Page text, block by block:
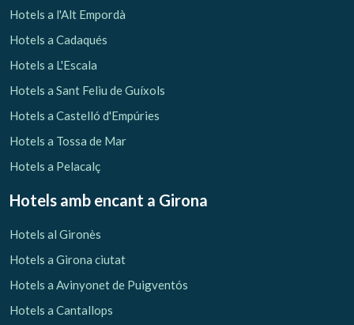
Hotels a l'Alt Empordà
Hotels a Cadaqués
Hotels a L'Escala
Hotels a Sant Feliu de Guíxols
Hotels a Castelló d'Empúries
Hotels a Tossa de Mar
Hotels a Pelacalç
Hotels amb encant a Girona
Hotels al Gironès
Hotels a Girona ciutat
Hotels a Avinyonet de Puigventós
Hotels a Cantallops
Aquestes cookies són utilitzades per emmagatzemar
informació sobre les preferències i les eleccions personals
de l'usuari a través de l'observació continuada dels seus
hàbits de navegació. Gràcies a elles, podem conèixer els
hàbits de navegació al lloc web i mostrar publicitat